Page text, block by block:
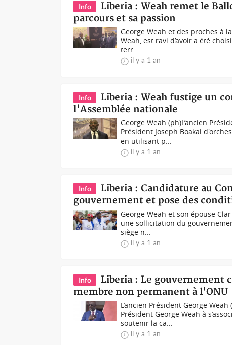
Info
Liberia : Weah remet le
parcours et sa passion
George Weah et des proches à
Weah, est ravi d’avoir a été
terr...
il y a 1 an
Info
Liberia : Weah fustige un
l'Assemblée nationale
George Weah (ph)L’ancien
Président Joseph Boakai
en utilisant p...
il y a 1 an
Info
Liberia : Candidature au
gouvernement et pose des
George Weah et son épouse
une sollicitation du
siège n...
il y a 1 an
Info
Liberia : Le gouvernement
membre non permanent à l'ONU
L’ancien Président George
Président George Weah à
soutenir la ca...
il y a 1 an